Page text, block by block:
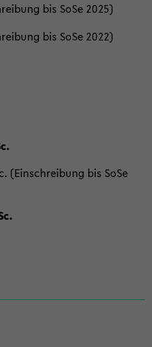
bis SoSe 2025)
bis SoSe 2022)
(Einschreibung bis SoSe